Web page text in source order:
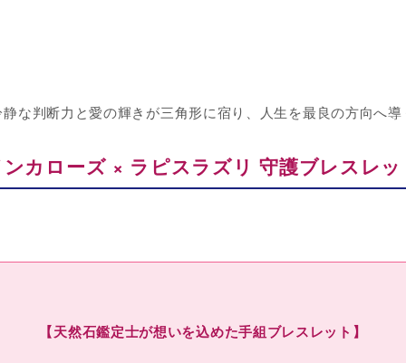
な判断力と愛の輝きが三角形に宿り、人生を最良の方向へ導
カローズ × ラピスラズリ 守護ブレスレッ
【天然石鑑定士が想いを込めた手組ブレスレット】